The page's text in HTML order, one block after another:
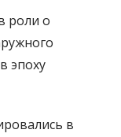
роли о
эпоху
в